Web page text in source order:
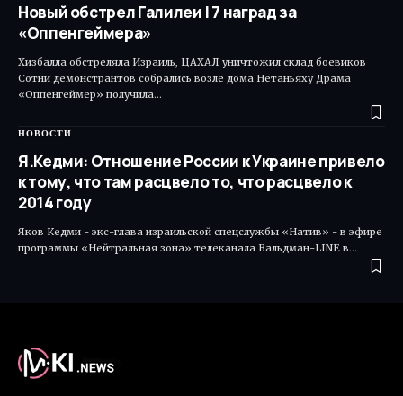
Новый обстрел Галилеи | 7 наград за
«Оппенгеймера»
Хизбалла обстреляла Израиль, ЦАХАЛ уничтожил склад боевиков
Сотни демонстрантов собрались возле дома Нетаньяху Драма
«Оппенгеймер» получила…
НОВОСТИ
Я.Кедми: Отношение России к Украине привело
к тому, что там расцвело то, что расцвело к
2014 году
Яков Кедми - экс-глава израильской спецслужбы «Натив» - в эфире
программы «Нейтральная зона» телеканала Вальдман-LINE в…